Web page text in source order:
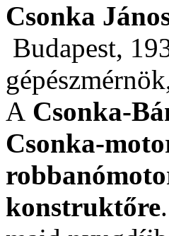
Csonka
Budapest,
A Csonka-
Csonka-
konstruktőre